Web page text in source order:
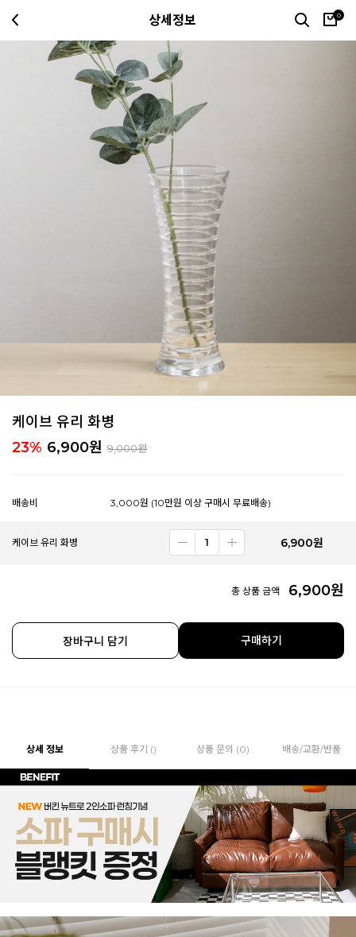
상세정보 0
케이브 유리 화병
23% 6,900원 9,000원
배송비 3,000원 (10만원 이상 구매시 무료배송)
케이브 유리 화병 6,900원
총 상품 금액 6,900원
장바구니 담기 구매하기
상세 정보 상품 후기 () 상품 문의 (0) 배송/교환/반품